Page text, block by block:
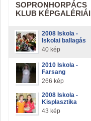
SOPRONHORPÁCS
KLUB KÉPGALÉRIÁI
2008 Iskola -
Iskolai ballagás
40 kép
2010 Iskola -
Farsang
266 kép
2008 Iskola -
Kisplasztika
43 kép